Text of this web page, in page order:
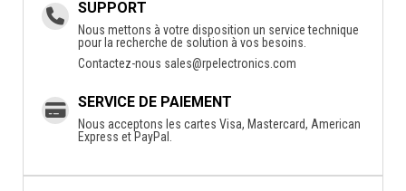
SUPPORT
Nous mettons à votre disposition un service technique
pour la recherche de solution à vos besoins.
Contactez-nous sales@rpelectronics.com
SERVICE DE PAIEMENT
Nous acceptons les cartes Visa, Mastercard, American
Express et PayPal.